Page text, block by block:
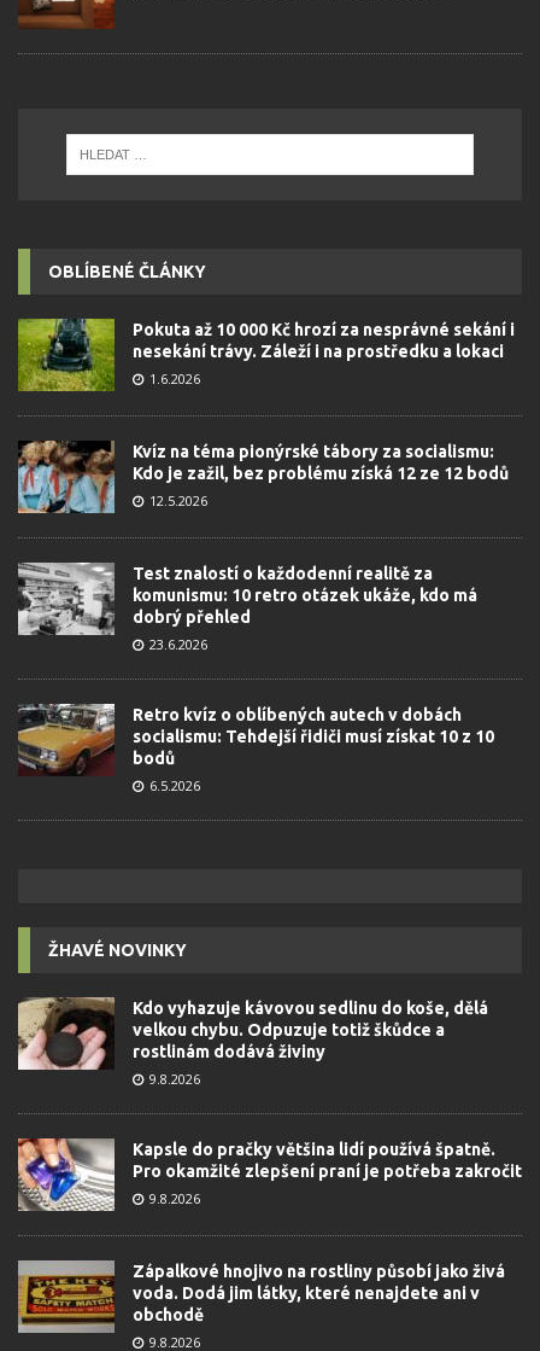
OBLÍBENÉ ČLÁNKY
Pokuta až 10 000 Kč hrozí za nesprávné sekání i
nesekání trávy. Záleží i na prostředku a lokaci
1.6.2026
Kvíz na téma pionýrské tábory za socialismu:
Kdo je zažil, bez problému získá 12 ze 12 bodů
12.5.2026
Test znalostí o každodenní realitě za
komunismu: 10 retro otázek ukáže, kdo má
dobrý přehled
23.6.2026
Retro kvíz o oblíbených autech v dobách
socialismu: Tehdejší řidiči musí získat 10 z 10
bodů
6.5.2026
ŽHAVÉ NOVINKY
Kdo vyhazuje kávovou sedlinu do koše, dělá
velkou chybu. Odpuzuje totiž škůdce a
rostlinám dodává živiny
9.8.2026
Kapsle do pračky většina lidí používá špatně.
Pro okamžité zlepšení praní je potřeba zakročit
9.8.2026
Zápalkové hnojivo na rostliny působí jako živá
voda. Dodá jim látky, které nenajdete ani v
obchodě
9.8.2026